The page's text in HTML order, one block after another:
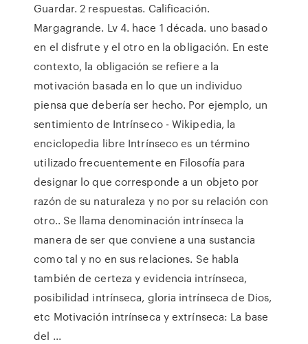
Guardar. 2 respuestas. Calificación.
Margagrande. Lv 4. hace 1 década. uno basado
en el disfrute y el otro en la obligación. En este
contexto, la obligación se refiere a la
motivación basada en lo que un individuo
piensa que debería ser hecho. Por ejemplo, un
sentimiento de Intrínseco - Wikipedia, la
enciclopedia libre Intrínseco es un término
utilizado frecuentemente en Filosofía para
designar lo que corresponde a un objeto por
razón de su naturaleza y no por su relación con
otro.. Se llama denominación intrínseca la
manera de ser que conviene a una sustancia
como tal y no en sus relaciones. Se habla
también de certeza y evidencia intrínseca,
posibilidad intrínseca, gloria intrínseca de Dios,
etc Motivación intrínseca y extrínseca: La base
del ...